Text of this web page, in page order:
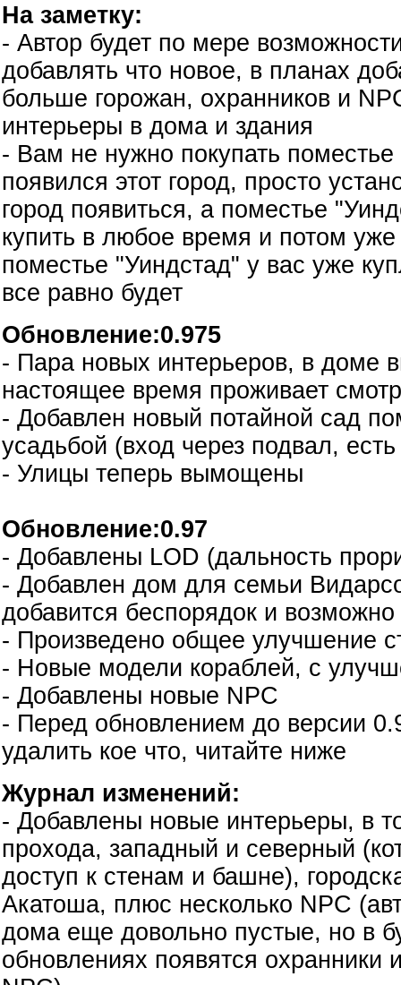
На заметку:
- Автор будет по мере
добавлять что новое, в планах
больше горожан, охранников и
интерьеры в дома и здания
- Вам не нужно покупать
появился этот город, просто
город появиться, а поместье
купить в любое время и потом уже
поместье "Уиндстад" у вас уже
все равно будет
Обновление:0.975
- Пара новых интерьеров, в доме
настоящее время проживает
- Добавлен новый потайной сад
усадьбой (вход через подвал,
- Улицы теперь вымощены
Обновление:0.97
- Добавлены LOD (дальность
- Добавлен дом для семьи
добавится беспорядок и возможно
- Произведено общее улучшение
- Новые модели кораблей, с
- Добавлены новые NPC
- Перед обновлением до версии
удалить кое что, читайте ниже
Журнал изменений:
- Добавлены новые интерьеры, в
прохода, западный и северный
доступ к стенам и башне),
Акатоша, плюс несколько NPC
дома еще довольно пустые, но в
обновлениях появятся